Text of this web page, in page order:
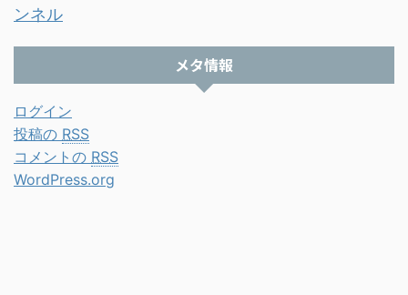
ンネル
メタ情報
ログイン
投稿の RSS
コメントの RSS
WordPress.org